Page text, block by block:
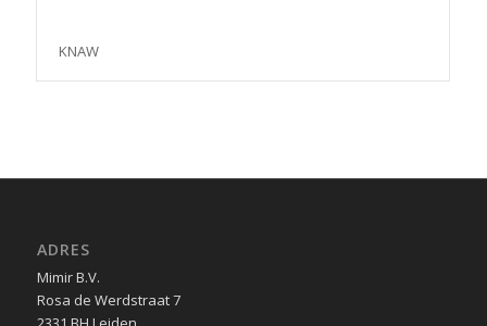
KNAW
ADRES
Mimir B.V.
Rosa de Werdstraat 7